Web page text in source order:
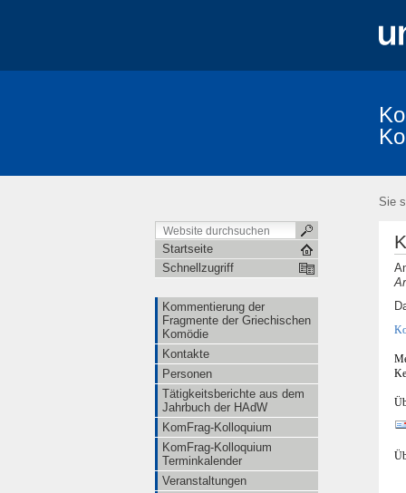
KomFrag-
Die Reihe "Studia Comica"
Lexikon der Gegenstände aus der
Sie
Startseite
Schnellzugriff
Kommentierung der
Fragmente der Griechischen
Komödie
Kontakte
Personen
Tätigkeitsberichte aus dem
Jahrbuch der HAdW
KomFrag-Kolloquium
KomFrag-Kolloquium
Terminkalender
Veranstaltungen